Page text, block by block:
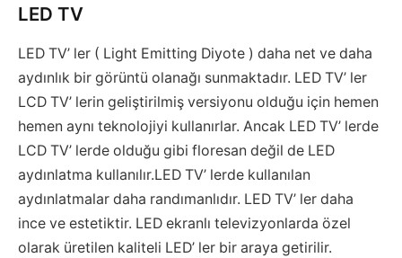
LED TV
LED TV’ ler ( Light Emitting Diyote ) daha net ve daha
aydınlık bir görüntü olanağı sunmaktadır. LED TV’ ler
LCD TV’ lerin geliştirilmiş versiyonu olduğu için hemen
hemen aynı teknolojiyi kullanırlar. Ancak LED TV’ lerde
LCD TV’ lerde olduğu gibi floresan değil de LED
aydınlatma kullanılır.LED TV’ lerde kullanılan
aydınlatmalar daha randımanlıdır. LED TV’ ler daha
ince ve estetiktir. LED ekranlı televizyonlarda özel
olarak üretilen kaliteli LED’ ler bir araya getirilir.